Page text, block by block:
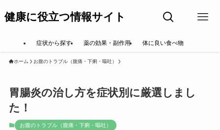
健康に役立つ情報サイト
症状から探す 薬の効果・副作用 体に良い食べ物
ホーム お腹のトラブル（腹痛・下痢・嘔吐）
胃腸炎の治し方を症状別に厳選しまし
た！
お腹のトラブル（腹痛・下痢・嘔吐）